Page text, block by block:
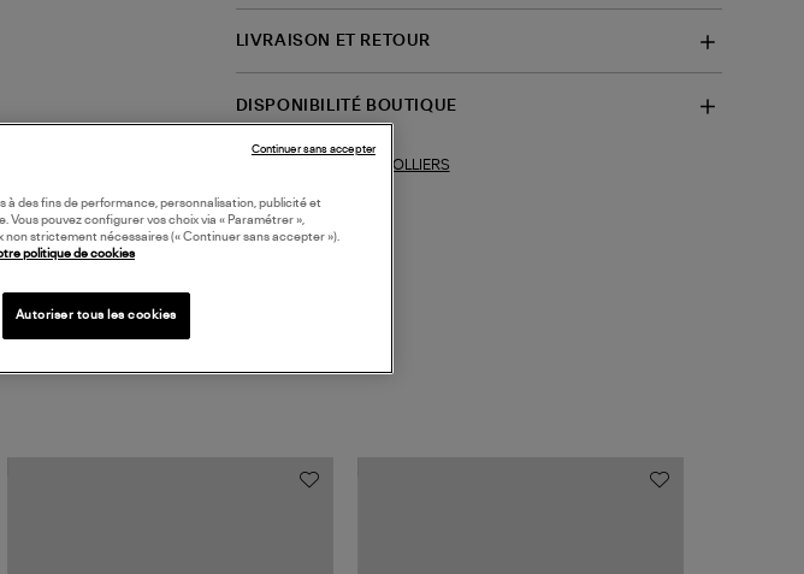
LIVRAISON ET RETOUR
DISPONIBILITÉ BOUTIQUE
COLLIERS
à des fins de performance, personnalisation, publicité et
pouvez configurer vos choix via « Paramétrer »,
non strictement nécessaires (« Continuer sans accepter »).
politique de cookies
Autoriser tous les cookies
Continuer sans accepter